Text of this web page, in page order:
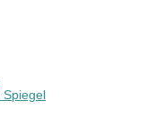
Spiegel